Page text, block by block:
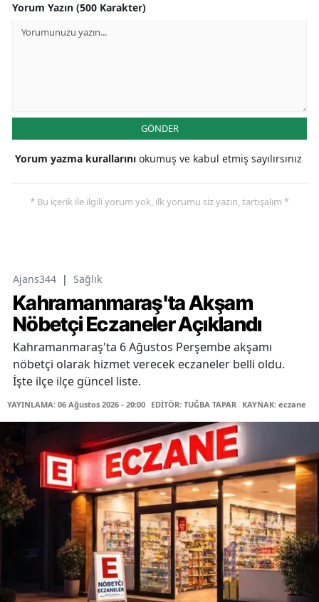
Yorum Yazın (500 Karakter)
GÖNDER
Yorum yazma kurallarını okumuş ve kabul etmiş sayılırsınız
* Bu içerik ile ilgili yorum yok, ilk yorumu siz yazın, tartışalım *
Ajans344 | Sağlık
Kahramanmaraş'ta Akşam
Nöbetçi Eczaneler Açıklandı
Kahramanmaraş'ta 6 Ağustos Perşembe akşamı
nöbetçi olarak hizmet verecek eczaneler belli oldu.
İşte ilçe ilçe güncel liste.
YAYINLAMA: 06 Ağustos 2026 - 20:00 EDİTÖR: TUĞBA TAPAR KAYNAK: eczane